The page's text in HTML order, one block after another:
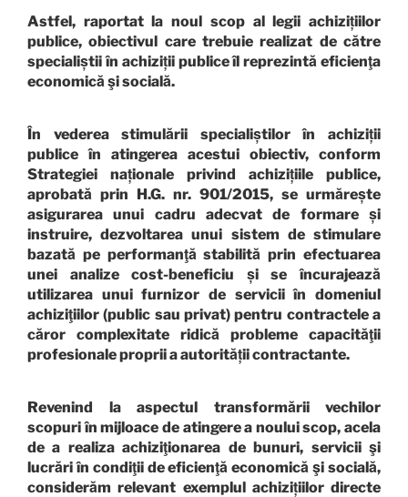
Astfel, raportat la noul scop al legii achizițiilor
publice, obiectivul care trebuie realizat de către
specialiștii în achiziții publice îl reprezintă eficienţa
economică şi socială.
În vederea stimulării specialiștilor în achiziții
publice în atingerea acestui obiectiv, conform
Strategiei naționale privind achizițiile publice,
aprobată prin H.G. nr. 901/2015, se urmărește
asigurarea unui cadru adecvat de formare și
instruire, dezvoltarea unui sistem de stimulare
bazată pe performanţă stabilită prin efectuarea
unei analize cost-beneficiu și se încurajează
utilizarea unui furnizor de servicii în domeniul
achiziţiilor (public sau privat) pentru contractele a
căror complexitate ridică probleme capacităţii
profesionale proprii a autorității contractante.
Revenind la aspectul transformării vechilor
scopuri în mijloace de atingere a noului scop, acela
de a realiza achiziţionarea de bunuri, servicii şi
lucrări în condiţii de eficienţă economică şi socială,
considerăm relevant exemplul achizițiilor directe